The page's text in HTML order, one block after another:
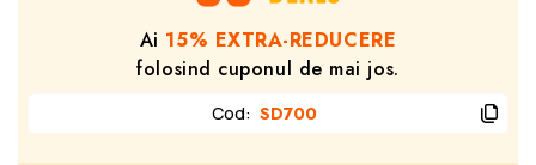
Ai 15% EXTRA-REDUCERE
folosind cuponul de mai jos.
Cod: SD700